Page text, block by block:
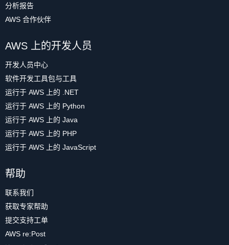
分析报告
AWS 合作伙伴
AWS 上的开发人员
开发人员中心
软件开发工具包与工具
运行于 AWS 上的 .NET
运行于 AWS 上的 Python
运行于 AWS 上的 Java
运行于 AWS 上的 PHP
运行于 AWS 上的 JavaScript
帮助
联系我们
获取专家帮助
提交支持工单
AWS re:Post